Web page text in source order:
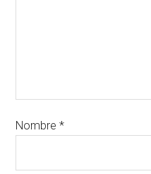
Nombre*